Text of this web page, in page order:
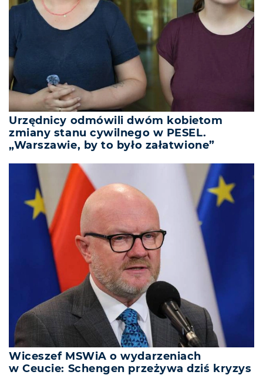
Urzędnicy odmówili dwóm kobietom
zmiany stanu cywilnego w PESEL.
„Warszawie, by to było załatwione”
Wiceszef MSWiA o wydarzeniach
w Ceucie: Schengen przeżywa dziś kryzys